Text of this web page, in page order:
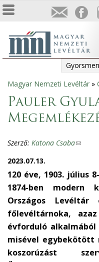
Jelenlegi
hely
Magyar Nemzeti Levéltár »
Pauler Gyula
Szerző: Katona Csaba(
n
k
s
n
d
2023.07.13.
120 éve, 1903. július
1874-ben modern
Országos Levéltár
főlevéltárnoka,
évforduló
misével egybekötött
koszorúzást